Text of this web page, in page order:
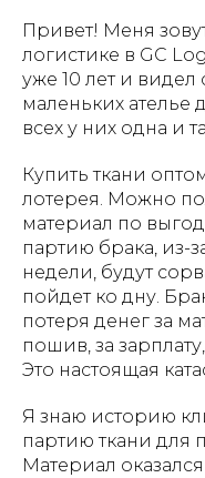
Привет! Меня
логистике в GC
уже 10 лет и
маленьких ателье
всех у них одна и
Купить ткани
лотерея. Можно
материал по
партию брака, из-
недели, будут
пойдет ко дну.
потеря денег за
пошив, за
Это настоящая
Я знаю историю
партию ткани
Материал